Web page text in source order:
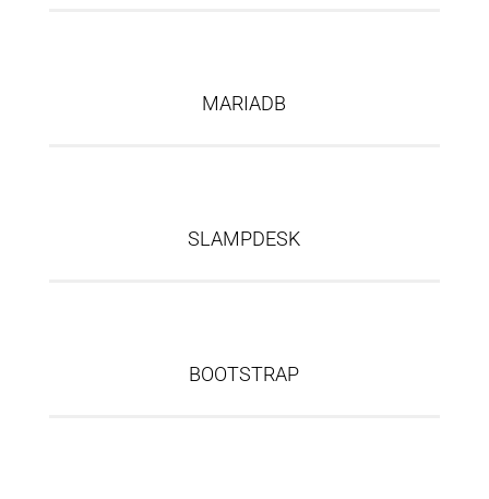
MARIADB
SLAMPDESK
BOOTSTRAP